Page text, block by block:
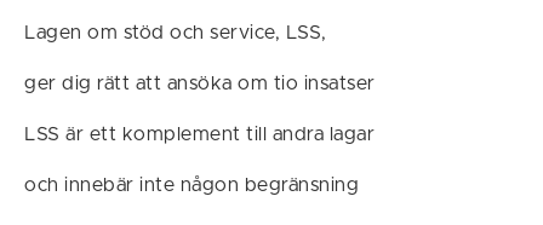
Lagen om stöd och service, LSS,
ger dig rätt att ansöka om tio insatser
LSS är ett komplement till andra lagar
och innebär inte någon begränsning